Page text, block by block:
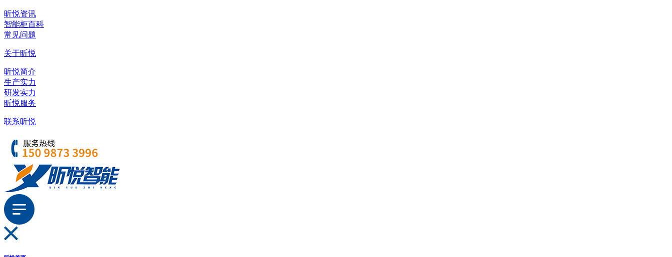
昕悦资讯
智能柜百科
常见问题
关于昕悦
昕悦简介
生产实力
研发实力
昕悦服务
联系昕悦